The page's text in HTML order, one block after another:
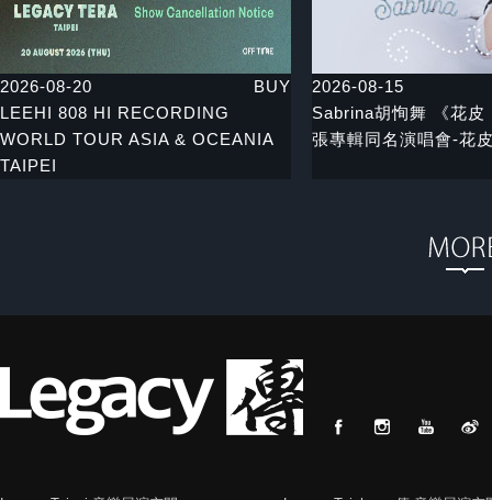
2026-08-20
BUY
LEEHI 808 HI RECORDING
WORLD TOUR ASIA & OCEANIA
TAIPEI
2026-08-15
Sabrina胡恂舞 《花
張專輯同名演唱會-花